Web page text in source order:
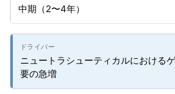
中期（2〜4年）
ニュートラシューティカルにおける
要の急増